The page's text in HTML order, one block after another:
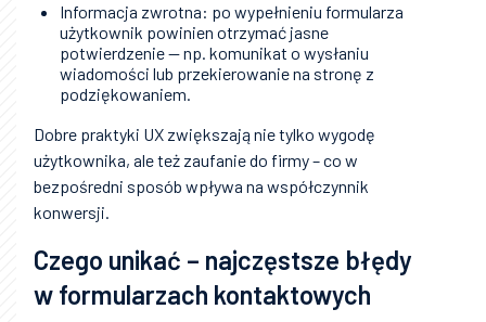
Informacja zwrotna: po wypełnieniu formularza
użytkownik powinien otrzymać jasne
potwierdzenie — np. komunikat o wysłaniu
wiadomości lub przekierowanie na stronę z
podziękowaniem.
Dobre praktyki UX zwiększają nie tylko wygodę
użytkownika, ale też zaufanie do firmy – co w
bezpośredni sposób wpływa na współczynnik
konwersji.
Czego unikać – najczęstsze błędy
w formularzach kontaktowych